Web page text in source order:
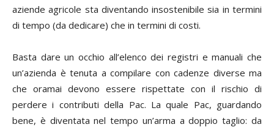
aziende agricole sta diventando insostenibile sia in termini
di tempo (da dedicare) che in termini di costi.
Basta dare un occhio all’elenco dei registri e manuali che
un’azienda è tenuta a compilare con cadenze diverse ma
che oramai devono essere rispettate con il rischio di
perdere i contributi della Pac. La quale Pac, guardando
bene, è diventata nel tempo un’arma a doppio taglio: da